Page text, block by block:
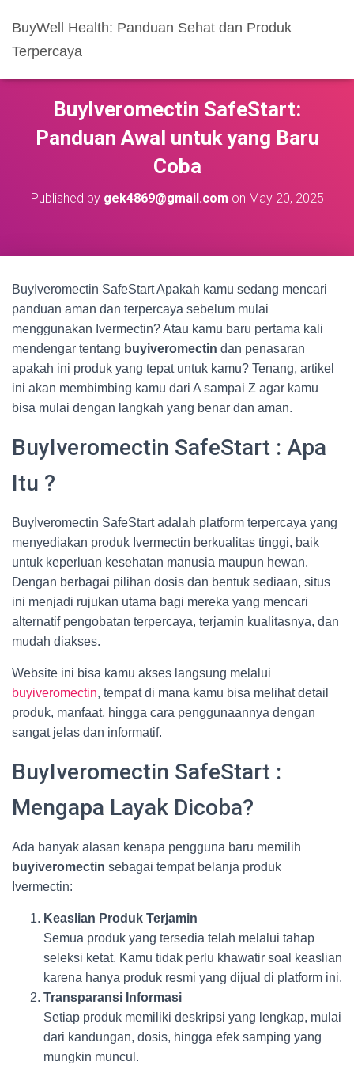
BuyWell Health: Panduan Sehat dan Produk
Terpercaya
BuyIveromectin SafeStart:
Panduan Awal untuk yang Baru
Coba
Published by gek4869@gmail.com on May 20, 2025
BuyIveromectin SafeStart Apakah kamu sedang mencari
panduan aman dan terpercaya sebelum mulai
menggunakan Ivermectin? Atau kamu baru pertama kali
mendengar tentang buyiveromectin dan penasaran
apakah ini produk yang tepat untuk kamu? Tenang, artikel
ini akan membimbing kamu dari A sampai Z agar kamu
bisa mulai dengan langkah yang benar dan aman.
BuyIveromectin SafeStart : Apa
Itu ?
BuyIveromectin SafeStart adalah platform terpercaya yang
menyediakan produk Ivermectin berkualitas tinggi, baik
untuk keperluan kesehatan manusia maupun hewan.
Dengan berbagai pilihan dosis dan bentuk sediaan, situs
ini menjadi rujukan utama bagi mereka yang mencari
alternatif pengobatan terpercaya, terjamin kualitasnya, dan
mudah diakses.
Website ini bisa kamu akses langsung melalui
buyiveromectin, tempat di mana kamu bisa melihat detail
produk, manfaat, hingga cara penggunaannya dengan
sangat jelas dan informatif.
BuyIveromectin SafeStart :
Mengapa Layak Dicoba?
Ada banyak alasan kenapa pengguna baru memilih
buyiveromectin sebagai tempat belanja produk
Ivermectin:
Keaslian Produk Terjamin
Semua produk yang tersedia telah melalui tahap
seleksi ketat. Kamu tidak perlu khawatir soal keaslian
karena hanya produk resmi yang dijual di platform ini.
Transparansi Informasi
Setiap produk memiliki deskripsi yang lengkap, mulai
dari kandungan, dosis, hingga efek samping yang
mungkin muncul.